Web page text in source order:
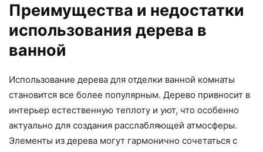
Преимущества и недостатки
использования дерева в
ванной
Использование дерева для отделки ванной комнаты
становится все более популярным. Дерево привносит в
интерьер естественную теплоту и уют, что особенно
актуально для создания расслабляющей атмосферы.
Элементы из дерева могут гармонично сочетаться с